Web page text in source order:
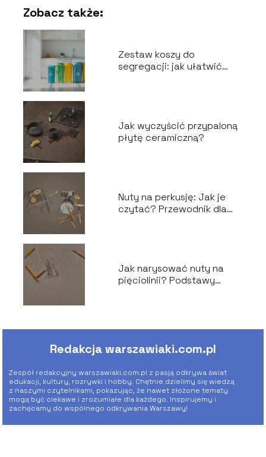
Zobacz także:
Zestaw koszy do
segregacji: jak ułatwić
Jak wyczyścić przypaloną
płytę ceramiczną?
Nuty na perkusję: Jak je
czytać? Przewodnik dla
Jak narysować nuty na
pięciolinii? Podstawy
Redakcja warszawiaki.com.pl
Zespół redakcyjny warszawiaki.com.pl z pasją odkrywa świat
edukacji, kultury, rozrywki i hobby. Chętnie dzielimy się wiedzą
z naszymi czytelnikami, pokazując, że nawet złożone tematy
mogą być ciekawe i zrozumiałe dla każdego. Inspirujemy i
zachęcamy do wspólnego odkrywania Warszawy!